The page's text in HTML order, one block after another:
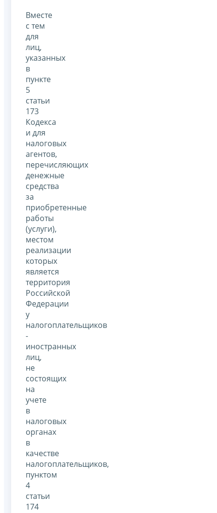
Вместе
с тем
для
лиц,
указанных
в
пункте
5
статьи
173
Кодекса
и для
налоговых
агентов,
перечисляющих
денежные
средства
за
приобретенные
работы
(услуги),
местом
реализации
которых
является
территория
Российской
Федерации
у
налогоплательщиков
-
иностранных
лиц,
не
состоящих
на
учете
в
налоговых
органах
в
качестве
налогоплательщиков,
пунктом
4
статьи
174